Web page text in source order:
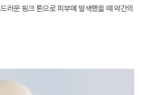
러운 핑크 톤으로 피부에 발색했을 때 약간의